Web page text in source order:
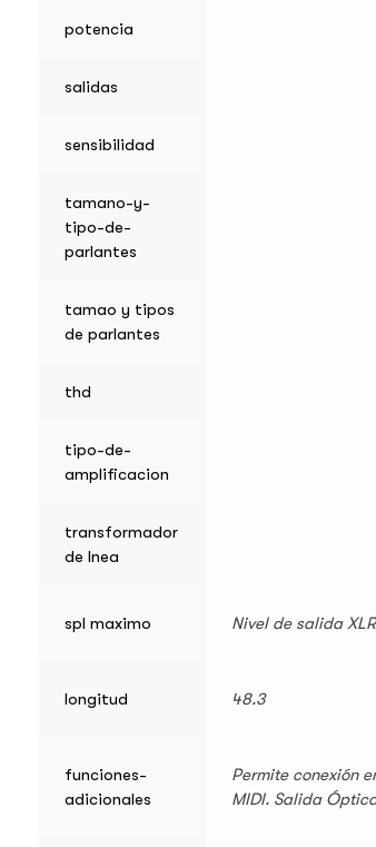
potencia
salidas
sensibilidad
tamano-y-
tipo-de-
parlantes
tamao y tipos
de parlantes
thd
tipo-de-
amplificacion
transformador
de lnea
spl maximo Nivel de salida
longitud 48.3
funciones-
adicionales
Permite conexión
MIDI. Salida